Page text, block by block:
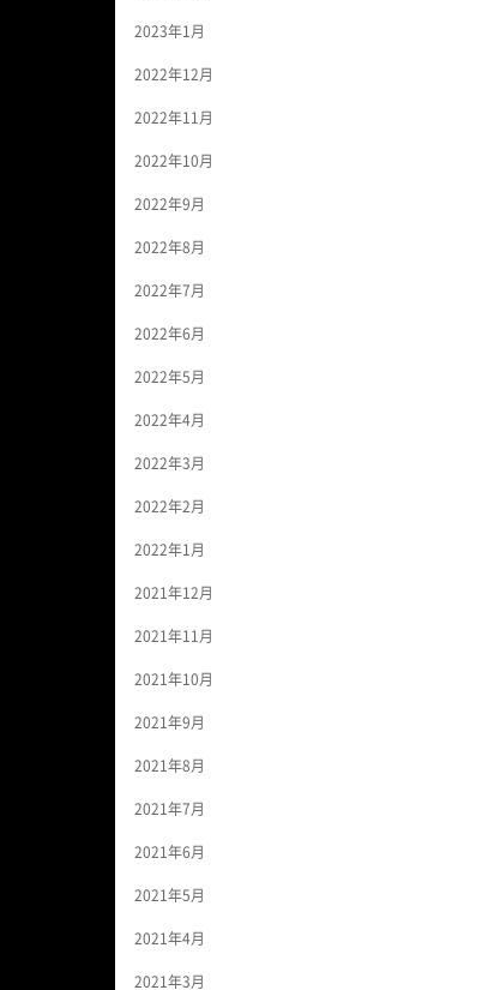
2023年1月
2022年12月
2022年11月
2022年10月
2022年9月
2022年8月
2022年7月
2022年6月
2022年5月
2022年4月
2022年3月
2022年2月
2022年1月
2021年12月
2021年11月
2021年10月
2021年9月
2021年8月
2021年7月
2021年6月
2021年5月
2021年4月
2021年3月